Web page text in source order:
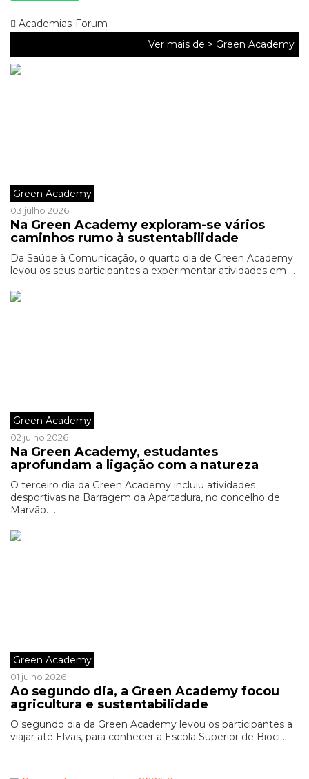
Academias-Forum
Ver mais de > Green Academy
Green Academy
03 julho 2026
Na Green Academy exploram-se vários
caminhos rumo à sustentabilidade
Da Saúde à Comunicação, o quarto dia de Green Academy
levou os seus participantes a experimentar atividades em ...
Green Academy
02 julho 2026
Na Green Academy, estudantes
aprofundam a ligação com a natureza
O terceiro dia da Green Academy incluiu atividades
desportivas na Barragem da Apartadura, no concelho de
Marvão. ...
Green Academy
01 julho 2026
Ao segundo dia, a Green Academy focou
agricultura e sustentabilidade
O segundo dia da Green Academy levou os participantes a
viajar até Elvas, para conhecer a Escola Superior de Bioci ...